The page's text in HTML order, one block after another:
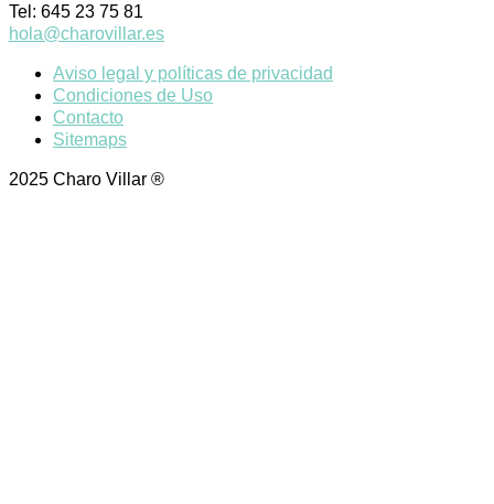
Tel: 645 23 75 81
hola@charovillar.es
Aviso legal y políticas de privacidad
Condiciones de Uso
Contacto
Sitemaps
2025 Charo Villar ®